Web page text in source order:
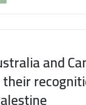
and